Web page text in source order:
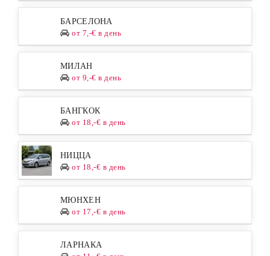
БАРСЕЛОНА
от 7,-€ в день
МИЛАН
от 9,-€ в день
БАНГКОК
от 18,-€ в день
НИЦЦА
от 18,-€ в день
МЮНХЕН
от 17,-€ в день
ЛАРНАКА